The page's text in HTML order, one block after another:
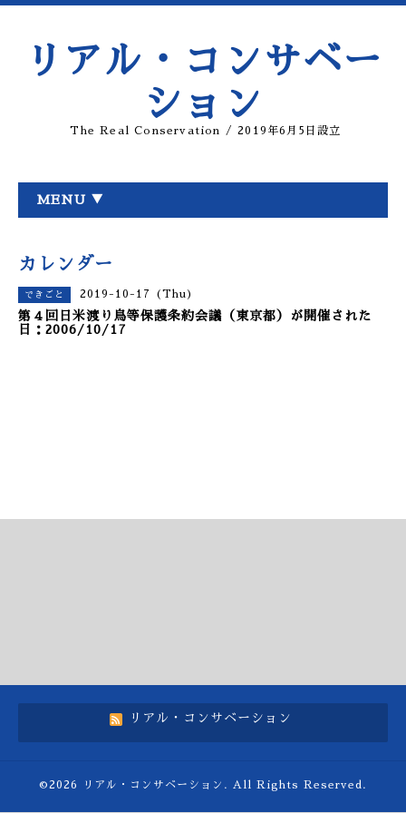
リアル・コンサベー
ション
The Real Conservation / 2019年6月5日設立
MENU ▼
カレンダー
できごと 2019-10-17 (Thu)
第４回日米渡り鳥等保護条約会議（東京都）が開催された
日：2006/10/17
リアル・コンサベーション
©2026 リアル・コンサベーション . All Rights Reserved.